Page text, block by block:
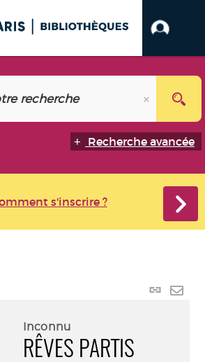
Recherche avancée
s'inscrire ?
Lien
Inconnu
RÊVES PARTIS